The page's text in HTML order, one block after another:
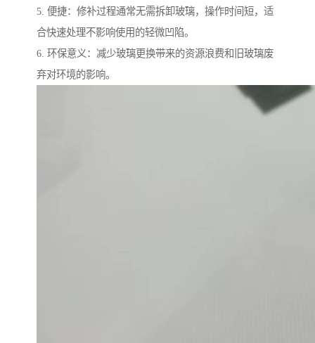
5. 便捷：修补过程通常无需拆卸玻璃，操作时间短，适
合快速处理不影响使用的轻微凹陷。
6. 环保意义：减少玻璃更换带来的资源浪费和旧玻璃废
弃对环境的影响。